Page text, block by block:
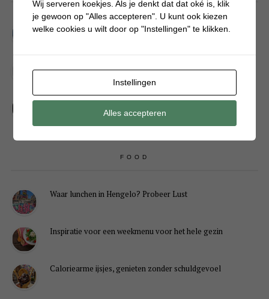
Simpele DIY: Maak een geurroos van watten
Sneeuwpopkrans maken om bij de voordeur te hangen
FOOD
Waar lunchen in Hengelo? Probeer Lust
Inspiratie voor een weekmenu voor het hele gezin
Caloriearme ijsjes, genieten zonder schuldgevoel
Wij serveren koekjes. Als je denkt dat dat oké is, klik
je gewoon op "Alles accepteren". U kunt ook kiezen
welke cookies u wilt door op "Instellingen" te klikken.
Instellingen
Alles accepteren